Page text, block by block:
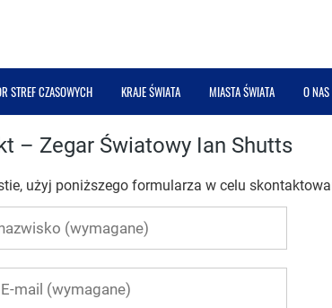
STREF CZASOWYCH KRAJE ŚWIATA MIASTA ŚWIATA O NAS
– Zegar Światowy Ian Shutts
użyj poniższego formularza w celu